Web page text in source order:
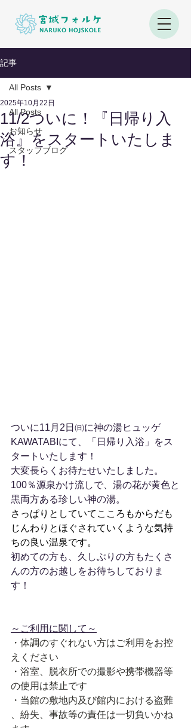
記事
All Posts
お知らせ
スタッフブログ
All Posts
11/2ついに！『日帰り入
浴』をスタートいたしま
す！
2025年10月22日
ついに11月2日㈰に神の湯ヒュッゲ
KAWATABIにて、「日帰り入浴」をス
タートいたします！
大変長らくお待たせいたしました。
100％源泉かけ流しで、湯の花が黄色と
黒両方ある珍しい神の湯。
さっぱりとしていてこころもからだも
じんわりとほぐされていくような気持
ちの良い温泉です。
初めての方も、久しぶりの方もたくさ
んの方のお越しをお待ちしておりま
す！
～ご利用に関して～
・体調のすぐれない方はご利用をお控
えください
・浴室、脱衣所での撮影や携帯機器等
の使用は禁止です
・当館の敷地内及び館内における盗難
、紛失、事故等の責任は一切負いかね